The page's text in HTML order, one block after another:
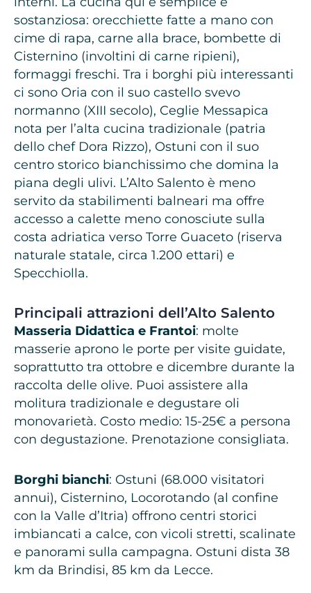
sostanziosa: orecchiette fatte a mano con
cime di rapa, carne alla brace, bombette di
Cisternino (involtini di carne ripieni),
formaggi freschi. Tra i borghi più interessanti
ci sono Oria con il suo castello svevo
normanno (XIII secolo), Ceglie Messapica
nota per l’alta cucina tradizionale (patria
dello chef Dora Rizzo), Ostuni con il suo
centro storico bianchissimo che domina la
piana degli ulivi. L’Alto Salento è meno
servito da stabilimenti balneari ma offre
accesso a calette meno conosciute sulla
costa adriatica verso Torre Guaceto (riserva
naturale statale, circa 1.200 ettari) e
Specchiolla.
Principali attrazioni dell’Alto Salento
Masseria Didattica e Frantoi: molte
masserie aprono le porte per visite guidate,
soprattutto tra ottobre e dicembre durante la
raccolta delle olive. Puoi assistere alla
molitura tradizionale e degustare oli
monovarietà. Costo medio: 15-25€ a persona
con degustazione. Prenotazione consigliata.
Borghi bianchi: Ostuni (68.000 visitatori
annui), Cisternino, Locorotando (al confine
con la Valle d’Itria) offrono centri storici
imbiancati a calce, con vicoli stretti, scalinate
e panorami sulla campagna. Ostuni dista 38
km da Brindisi, 85 km da Lecce.